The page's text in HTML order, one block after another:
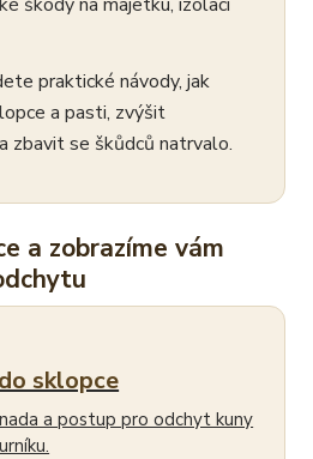
praktické návody, jak
a pasti, zvýšit
zbavit se škůdců natrvalo.
a zobrazíme vám
sklopce
a postup pro odchyt kuny